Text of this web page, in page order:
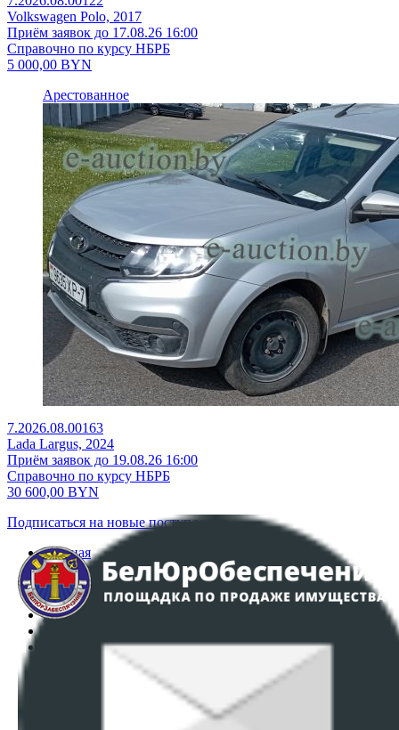
Volkswagen Polo, 2017
Приём заявок до 17.08.26 16:00
Справочно по курсу НБРБ
5 000,00 BYN
Арестованное
7.2026.08.00163
Lada Largus, 2024
Приём заявок до 19.08.26 16:00
Справочно по курсу НБРБ
30 600,00 BYN
Подписаться на новые поступления
Главная
Аукционы
Интернет-магазин
Регламент организации и проведения торгов
Политика в отношении обработки персональных
ПОЛОЖЕНИЕ О ПОЛИТИКЕ ОБРАБОТКИ COOKIE-
Настройки cookie-файлов